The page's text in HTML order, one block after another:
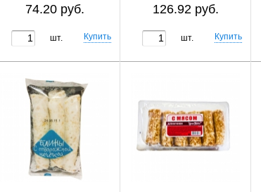
74.20 руб.
шт.
126.92 руб.
шт.